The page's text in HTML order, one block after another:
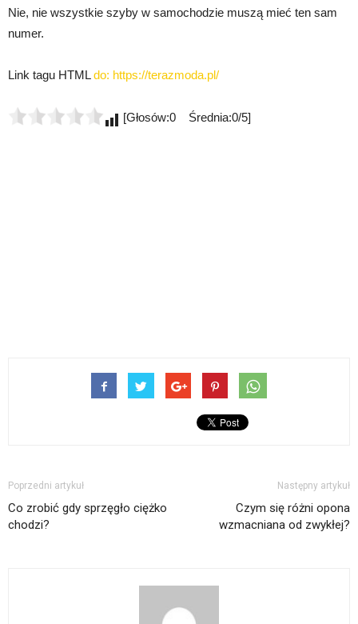
Nie, nie wszystkie szyby w samochodzie muszą mieć ten sam
numer.
Link tagu HTMLdo: https://terazmoda.pl/
[Głosów:0 Średnia:0/5]
Poprzedni artykuł
Co zrobić gdy sprzęgło ciężko
chodzi?
Następny artykuł
Czym się różni opona
wzmacniana od zwykłej?